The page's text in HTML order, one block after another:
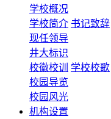
学校概况
学校简介 书记致辞
现任领导
井大标识
校徽校训
学校校歌
校园导览
校园风光
机构设置